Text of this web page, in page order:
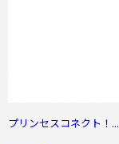
プリンセスコネクト！...